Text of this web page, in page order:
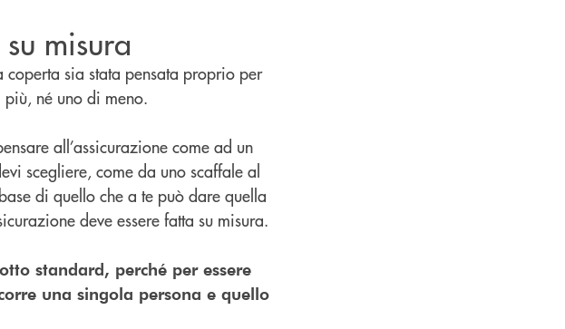
misura
coperta sia stata pensata proprio per
né uno di meno.
all’assicurazione come ad un
scegliere, come da uno scaffale al
di quello che a te può dare quella
deve essere fatta su misura.
standard, perché per essere
una singola persona e quello